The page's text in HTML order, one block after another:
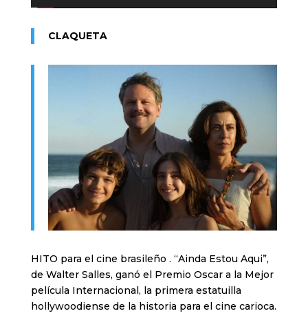
CLAQUETA
HITO para el cine brasileño . “Ainda Estou Aqui”,
de Walter Salles, ganó el Premio Oscar a la Mejor
película Internacional, la primera estatuilla
hollywoodiense de la historia para el cine carioca.